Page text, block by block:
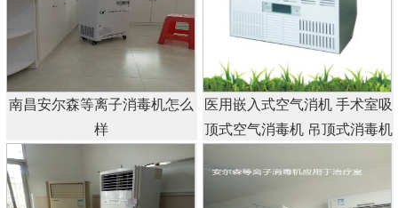
南昌安尔森等离子消毒机怎么
样
医用嵌入式空气消机 手术室吸
顶式空气消毒机 吊顶式消毒机